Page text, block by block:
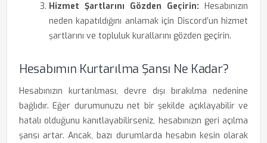
Hizmet Şartlarını Gözden Geçirin: Hesabınızın
neden kapatıldığını anlamak için Discord’un hizmet
şartlarını ve topluluk kurallarını gözden geçirin.
Hesabımın Kurtarılma Şansı Ne Kadar?
Hesabınızın kurtarılması, devre dışı bırakılma nedenine
bağlıdır. Eğer durumunuzu net bir şekilde açıklayabilir ve
hatalı olduğunu kanıtlayabilirseniz, hesabınızın geri açılma
şansı artar. Ancak, bazı durumlarda hesabın kesin olarak